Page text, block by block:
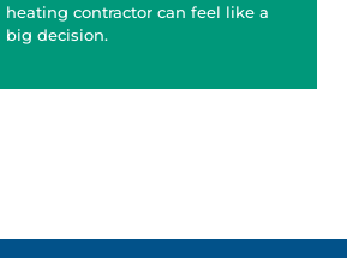
heating contractor can feel like a
big decision.